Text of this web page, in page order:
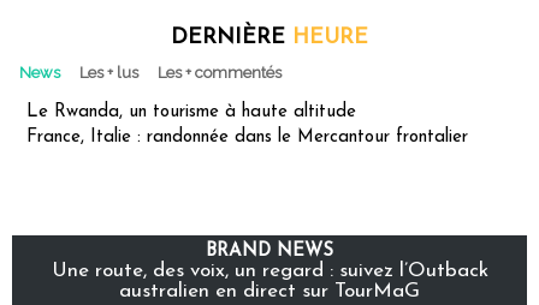
DERNIÈRE HEURE
News Les + lus Les + commentés
Le Rwanda, un tourisme à haute altitude
France, Italie : randonnée dans le Mercantour frontalier
BRAND NEWS
Une route, des voix, un regard : suivez l’Outback
australien en direct sur TourMaG